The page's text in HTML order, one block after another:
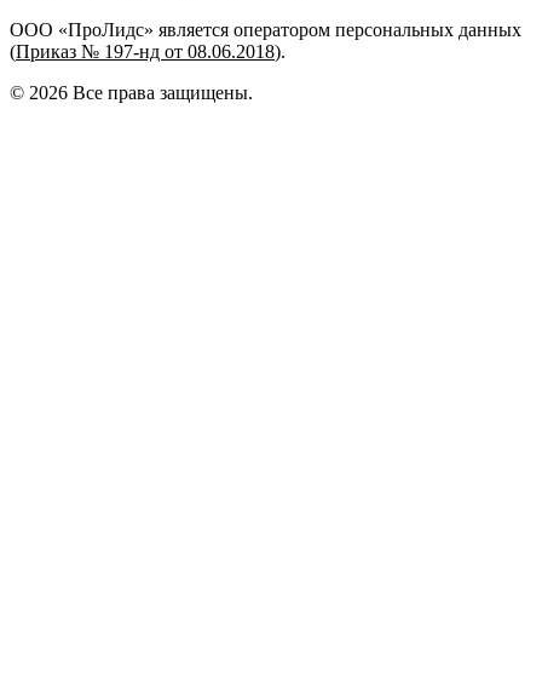
ООО «ПроЛидс» является оператором персональных данных
(Приказ № 197-нд от 08.06.2018).
© 2026 Все права защищены.